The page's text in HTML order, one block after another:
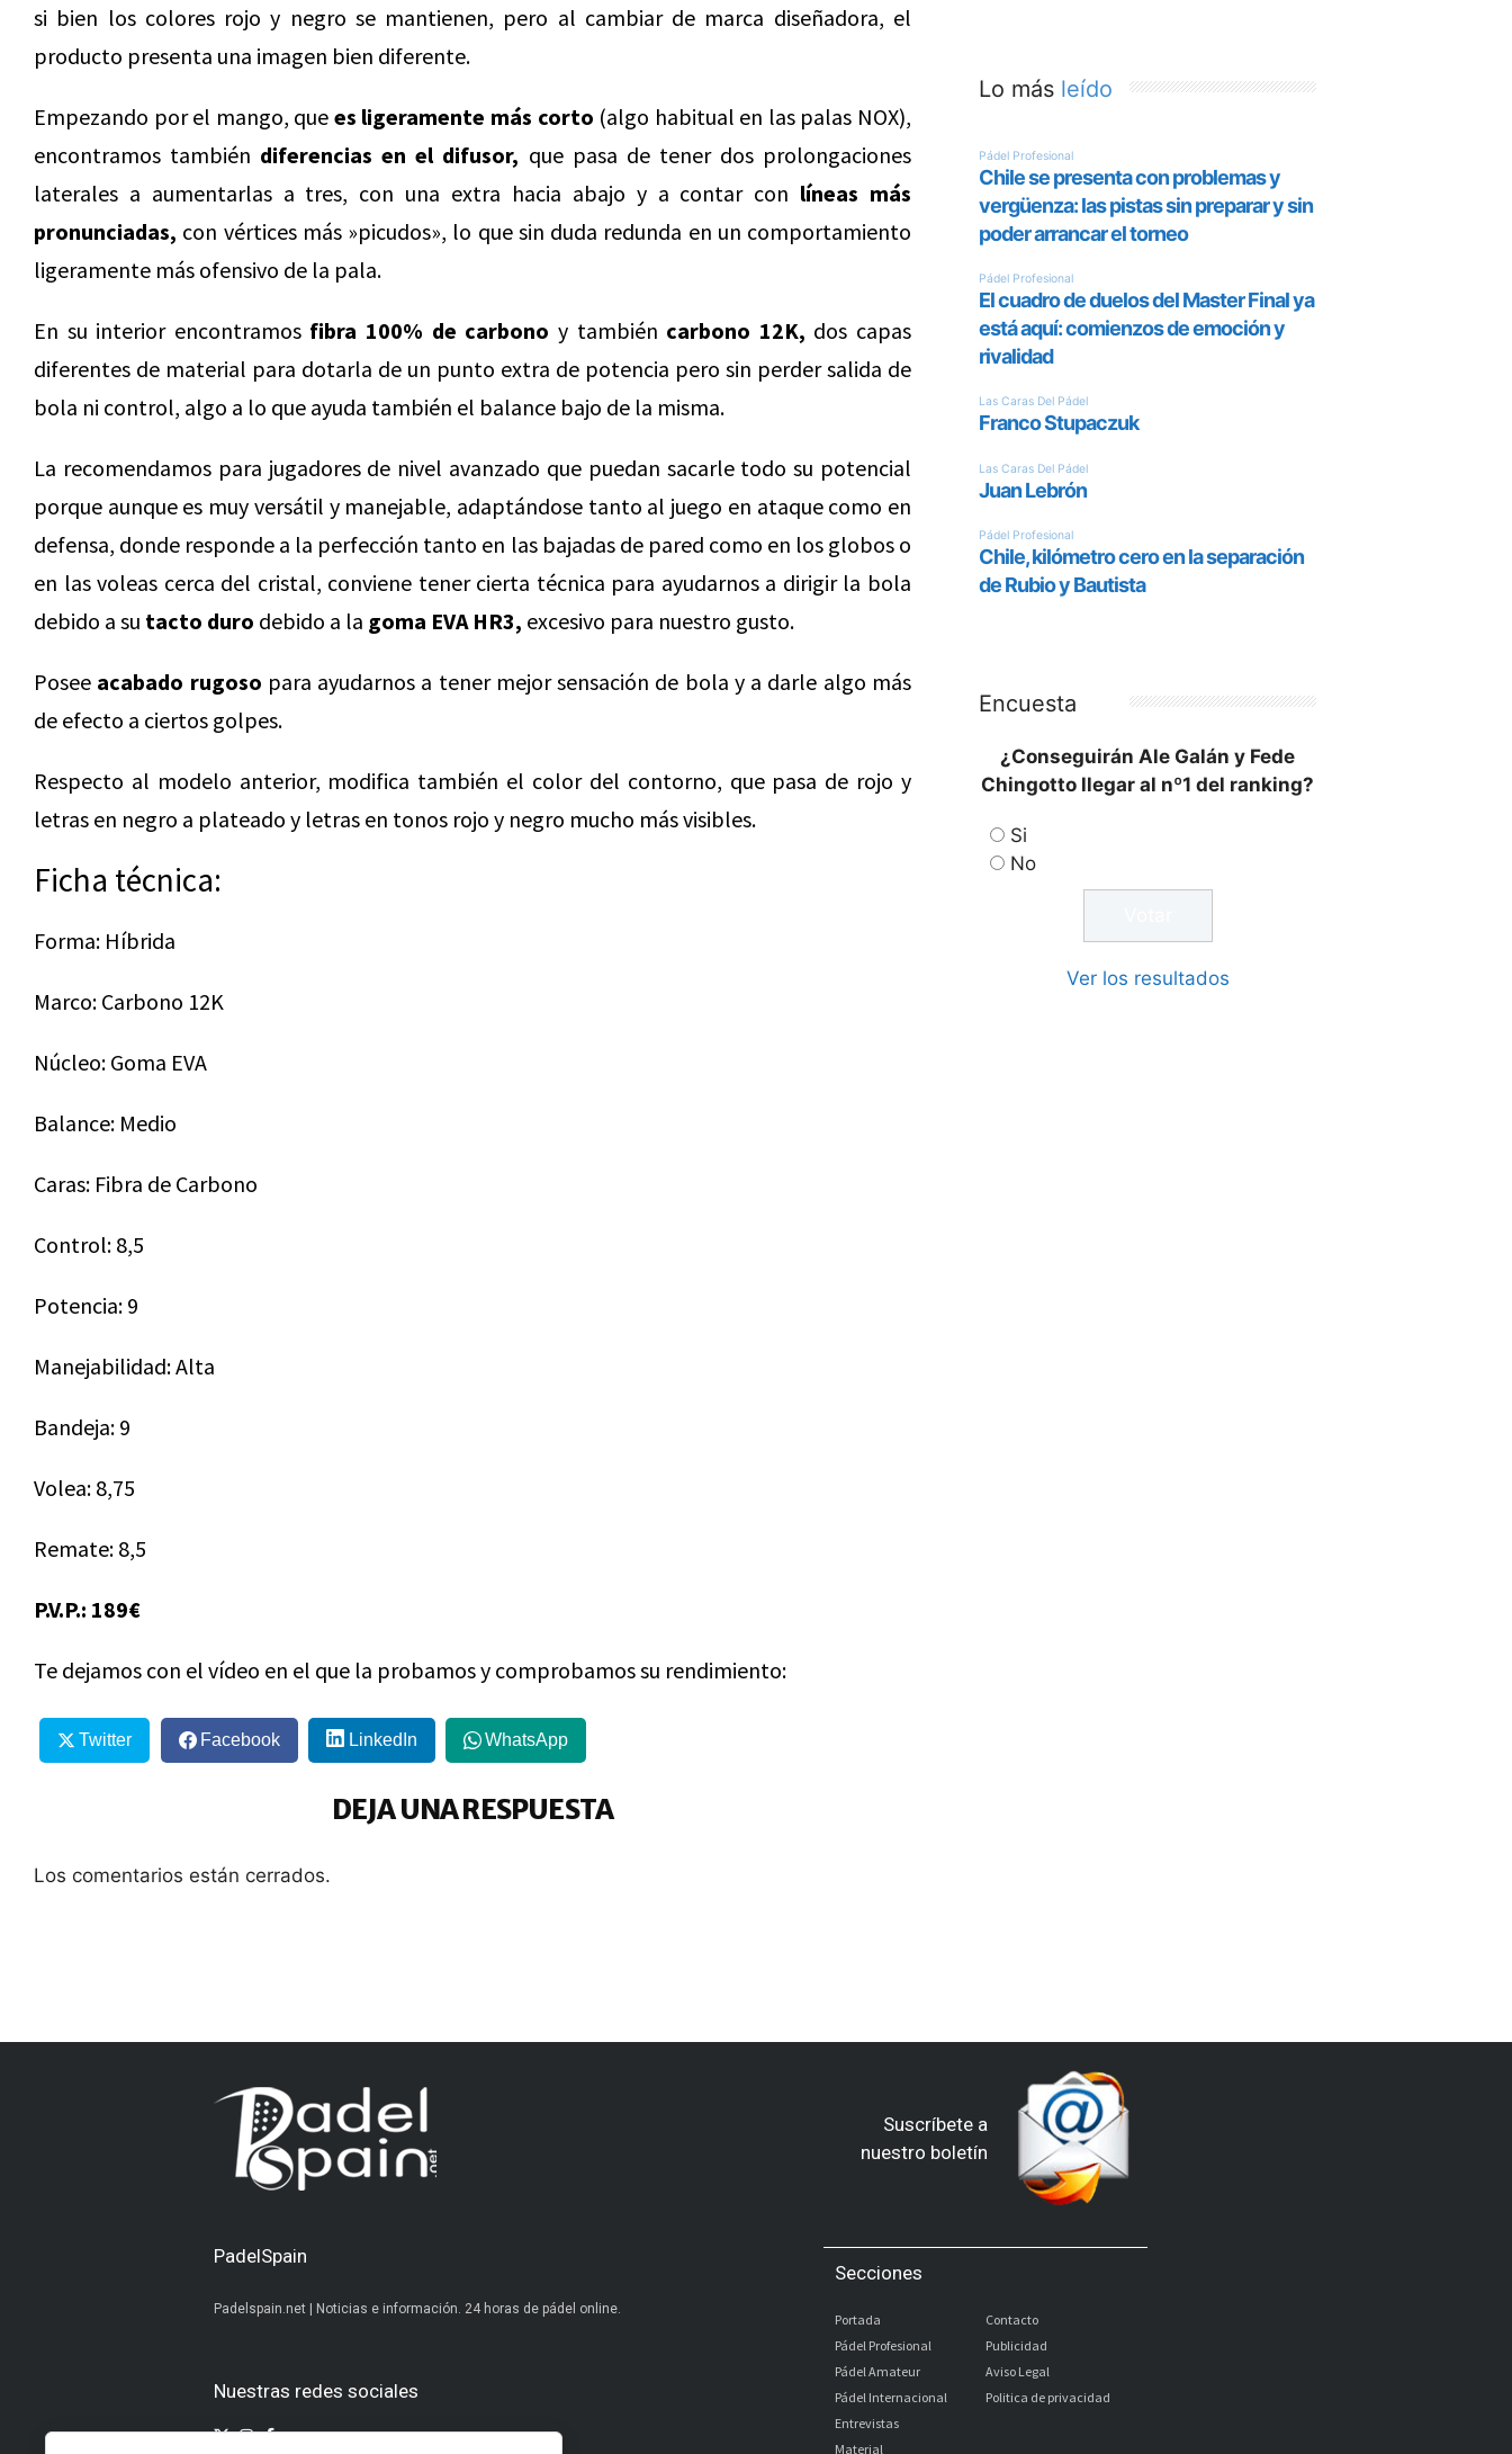
si bien los colores rojo y negro se mantienen, pero al cambiar de marca diseñadora, el
producto presenta una imagen bien diferente.
Empezando por el mango, que es ligeramente más corto (algo habitual en las palas NOX),
encontramos también diferencias en el difusor, que pasa de tener dos prolongaciones
laterales a aumentarlas a tres, con una extra hacia abajo y a contar con líneas más
pronunciadas, con vértices más »picudos», lo que sin duda redunda en un comportamiento
ligeramente más ofensivo de la pala.
En su interior encontramos fibra 100% de carbono y también carbono 12K, dos capas
diferentes de material para dotarla de un punto extra de potencia pero sin perder salida de
bola ni control, algo a lo que ayuda también el balance bajo de la misma.
La recomendamos para jugadores de nivel avanzado que puedan sacarle todo su potencial
porque aunque es muy versátil y manejable, adaptándose tanto al juego en ataque como en
defensa, donde responde a la perfección tanto en las bajadas de pared como en los globos o
en las voleas cerca del cristal, conviene tener cierta técnica para ayudarnos a dirigir la bola
debido a su tacto duro debido a la goma EVA HR3, excesivo para nuestro gusto.
Posee acabado rugoso para ayudarnos a tener mejor sensación de bola y a darle algo más
de efecto a ciertos golpes.
Respecto al modelo anterior, modifica también el color del contorno, que pasa de rojo y
letras en negro a plateado y letras en tonos rojo y negro mucho más visibles.
Ficha técnica:
Forma: Híbrida
Marco: Carbono 12K
Núcleo: Goma EVA
Balance: Medio
Caras: Fibra de Carbono
Control: 8,5
Potencia: 9
Manejabilidad: Alta
Bandeja: 9
Volea: 8,75
Remate: 8,5
P.V.P.: 189€
Te dejamos con el vídeo en el que la probamos y comprobamos su rendimiento:
Twitter Facebook LinkedIn WhatsApp
DEJA UNA RESPUESTA
Los comentarios están cerrados.
Lo más leído
Encuesta
¿Conseguirán Ale Galán y Fede
Chingotto llegar al nº1 del ranking?
Si
No
Ver los resultados
Suscríbete a
nuestro boletín
PadelSpain
Padelspain.net | Noticias e información. 24 horas de pádel online.
Nuestras redes sociales
Secciones
Portada
Pádel Profesional
Pádel Amateur
Pádel Internacional
Entrevistas
Material
Contacto
Publicidad
Aviso Legal
Politica de privacidad